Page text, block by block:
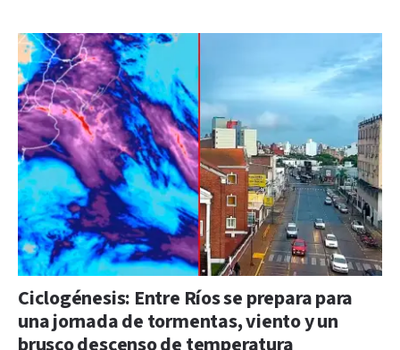
Ciclogénesis: Entre Ríos se prepara para
una jornada de tormentas, viento y un